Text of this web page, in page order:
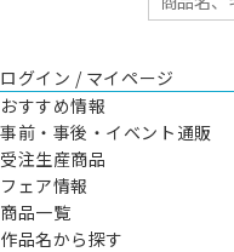
ログイン / マイページ
おすすめ情報
事前・事後・イベント通販
受注生産商品
フェア情報
商品一覧
作品名から探す